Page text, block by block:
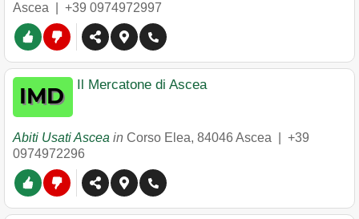
Ascea
+39 0974972997
Il Mercatone di Ascea
Abiti Usati Ascea in Corso Elea, 84046 Ascea
+39
0974972296